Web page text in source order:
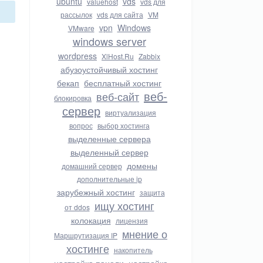
рассылок vds для сайта VM
VMware vpn Windows
windows server
wordpress XlHost.Ru Zabbix
абузоустойчивый хостинг
бекап бесплатный хостинг
блокировка веб-сайт веб-
сервер виртуализация
вопрос выбор хостинга
выделенные сервера
выделенный сервер
домашний сервер домены
дополнительные ip
зарубежный хостинг защита
от ddos ищу хостинг
колокация лицензия
Маршрутизация IP мнение о
хостинге накопитель